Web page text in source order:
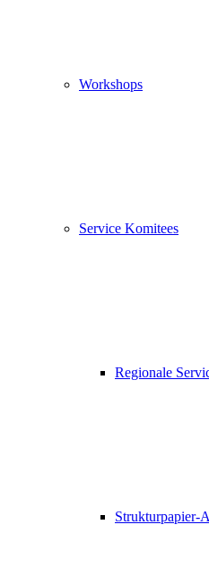
Workshops
Service Komitees
Regionale
Strukturpapier-